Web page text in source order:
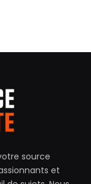
source
et